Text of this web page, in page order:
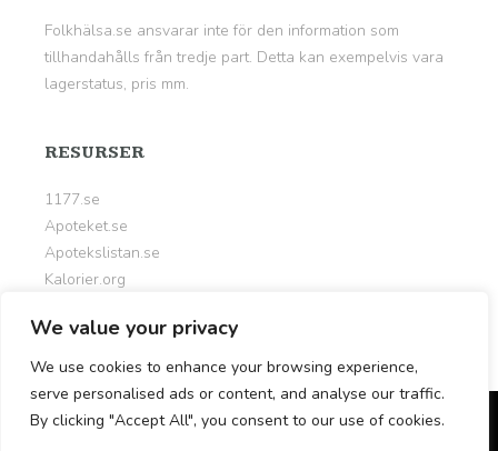
We value your privacy
We use cookies to enhance your browsing experience,
serve personalised ads or content, and analyse our traffic.
By clicking "Accept All", you consent to our use of cookies.
Folkhälsa.se ansvarar inte för den information som
tillhandahålls från tredje part. Detta kan exempelvis vara
lagerstatus, pris mm.
RESURSER
1177.se
Apoteket.se
Apotekslistan.se
Kalorier.org
Nyttigt.se
© Copyright 2026Folkhälsa.se